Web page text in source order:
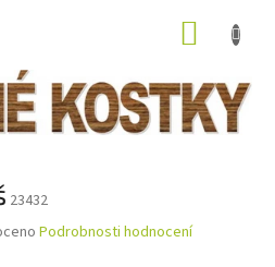
23432
Podrobnosti hodnocení